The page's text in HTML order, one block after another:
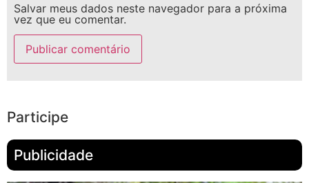
Salvar meus dados neste navegador para a próxima
vez que eu comentar.
Participe
Publicidade